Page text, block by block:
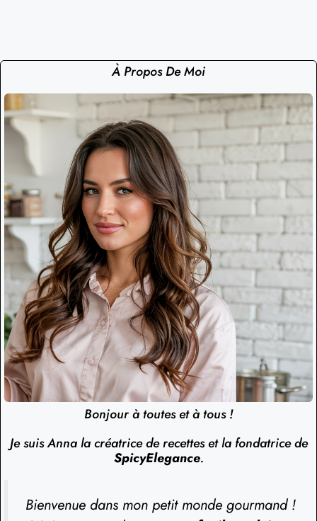
À Propos De Moi
Bonjour à toutes et à tous !
Je suis Anna la créatrice de recettes et la fondatrice de
SpicyElegance.
Bienvenue dans mon petit monde gourmand !